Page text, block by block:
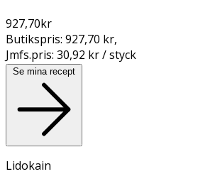
927,70kr
Butikspris: 927,70 kr,
Jmfs.pris: 30,92 kr / styck
Se mina recept
Lidokain